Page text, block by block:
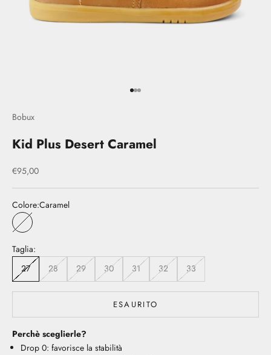
Vai all'articolo 1
Vai all'articolo 2
Vai all'articolo 3
Bobux
Kid Plus Desert Caramel
Prezzo scontato
€95,00
Colore:Caramel
Caramel
Taglia:
27
28 29 30 31 32 33
ESAURITO
Perchè sceglierle?
Drop 0: favorisce la stabilità